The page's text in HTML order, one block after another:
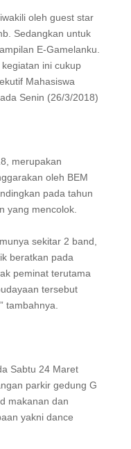
oleh guest star
Sedangkan untuk
E-Gamelanku.
ini cukup
Mahasiswa
Senin (26/3/2018)
merupakan
oleh BEM
pada tahun
yang mencolok.
sekitar 2 band,
beratkan pada
peminat terutama
tersebut
tambahnya.
Sabtu 24 Maret
parkir gedung G
makanan dan
yakni dance